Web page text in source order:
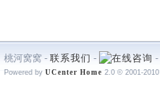
桃河窝窝 - 联系我们 - -
Powered by UCenter Home 2.0 © 2001-2010